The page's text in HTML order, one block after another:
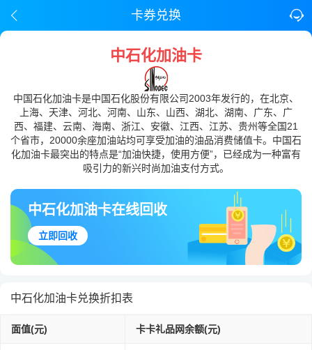
卡券兑换
中石化加油卡
中国石化加油卡是中国石化股份有限公司2003年发行的，在北京、
上海、天津、河北、河南、山东、山西、湖北、湖南、广东、广
西、福建、云南、海南、浙江、安徽、江西、江苏、贵州等全国21
个省市，20000余座加油站均可享受加油的油品消费储值卡。中国石
化加油卡最突出的特点是“加油快捷，使用方便”，已经成为一种富有
吸引力的新兴时尚加油支付方式。
中石化加油卡在线回收
立即回收
中石化加油卡兑换折扣表
面值(元) 卡卡礼品网余额(元)